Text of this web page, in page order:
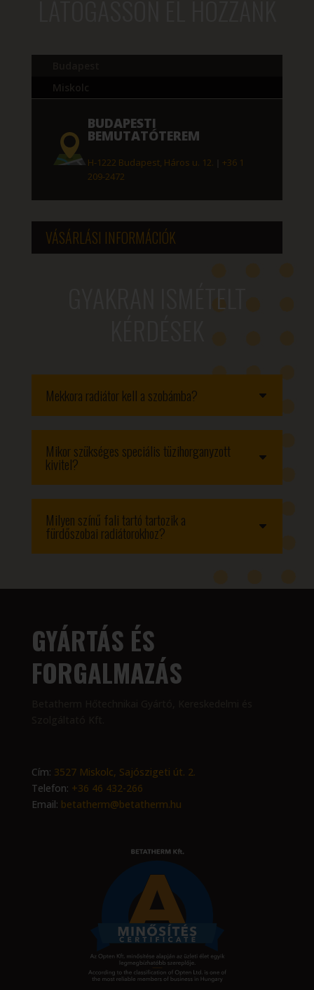
Miskolc
BUDAPESTI
BEMUTATÓTEREM
H-1222 Budapest, Háros u. 12.
+36 1
209-2472
VÁSÁRLÁSI INFORMÁCIÓK
GYAKRAN ISMÉTELT
Mekkora radiátor kell a szobámba?
Mikor szükséges speciális tüzihorganyzott
kivitel?
Milyen színű fali tartó tartozik a
fürdőszobai radiátorokhoz?
GYÁRTÁS ÉS
FORGALMAZÁS
Cím: 3527 Miskolc, Sajószigeti út. 2.
Telefon: +36 46 432-266
Email: betatherm@betatherm.hu